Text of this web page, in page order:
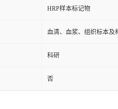
HRP样本标记物
血清、血浆、组织标本及
科研
否